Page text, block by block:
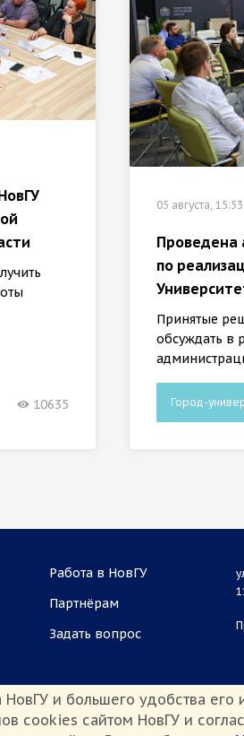
10635
05 августа, 15:53
Проведена
по
Принятые
обсуждать в
Город-
Работа в НовГУ
Партнёрам
Задать вопрос
и большего удобства его
cookies сайтом НовГУ и